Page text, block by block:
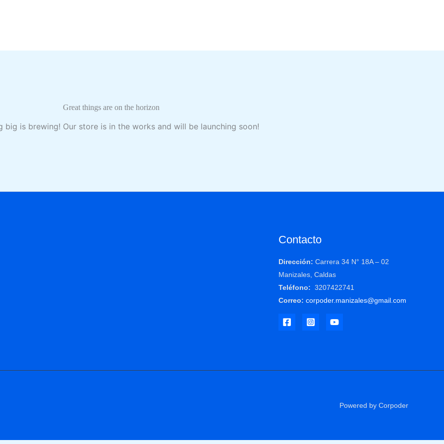
Great things are on the horizon
big is brewing! Our store is in the works and will be launching soon!
Contacto
Dirección: Carrera 34 N° 18A – 02
Manizales, Caldas
Teléfono: 3207422741
Correo: corpoder.manizales@gmail.com
Powered by Corpoder